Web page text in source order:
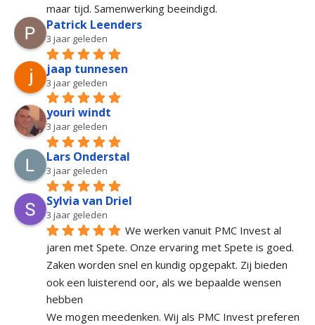
maar tijd. Samenwerking beeindigd.
Patrick Leenders
3 jaar geleden
jaap tunnesen
3 jaar geleden
youri windt
3 jaar geleden
Lars Onderstal
3 jaar geleden
Sylvia van Driel
3 jaar geleden
We werken vanuit PMC Invest al
jaren met Spete. Onze ervaring met Spete is goed.
Zaken worden snel en kundig opgepakt. Zij bieden
ook een luisterend oor, als we bepaalde wensen
hebben
We mogen meedenken. Wij als PMC Invest preferen